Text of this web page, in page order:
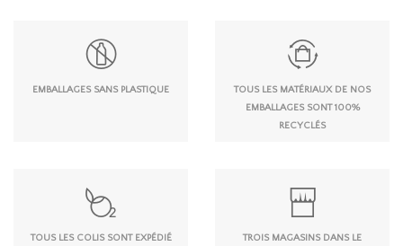
EMBALLAGES SANS PLASTIQUE
TOUS LES MATÉRIAUX DE NOS
EMBALLAGES SONT 100%
RECYCLÉS
TOUS LES COLIS SONT EXPÉDIÉ
TROIS MAGASINS DANS LE